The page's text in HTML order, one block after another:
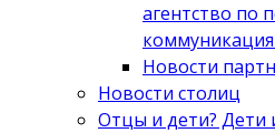
агентство по
Новости
Новости столиц
Отцы и дети? Дети